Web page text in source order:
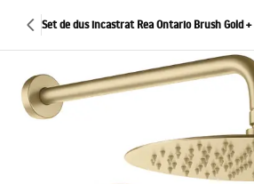
Set de dus incastrat Rea Ontario Brush Gold +